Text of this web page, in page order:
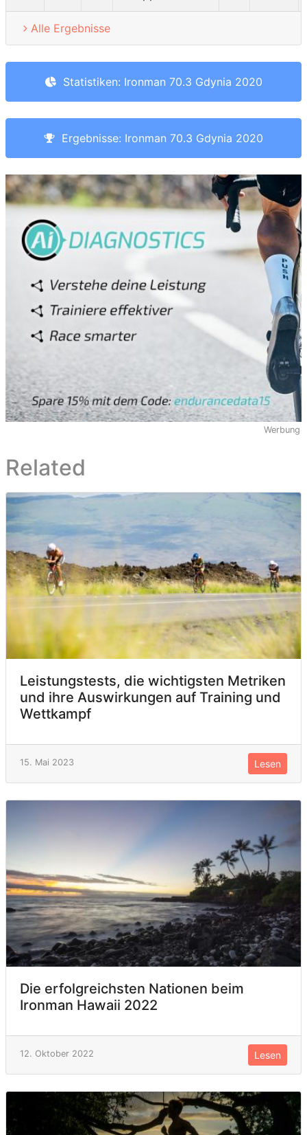
Alle Ergebnisse
Statistiken: Ironman 70.3 Gdynia 2020
Ergebnisse: Ironman 70.3 Gdynia 2020
Werbung
Related
Leistungstests, die wichtigsten Metriken
und ihre Auswirkungen auf Training und
Wettkampf
15. Mai 2023 Lesen
Die erfolgreichsten Nationen beim
Ironman Hawaii 2022
12. Oktober 2022 Lesen